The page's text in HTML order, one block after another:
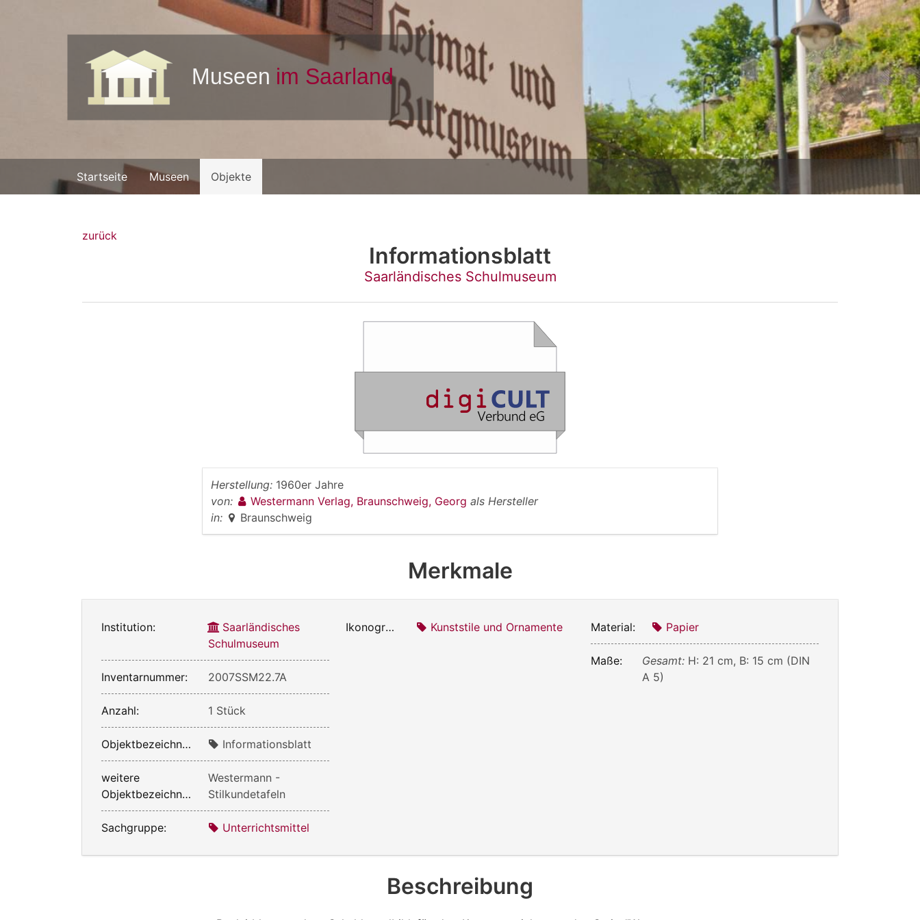
Startseite Museen Objekte
zurück
Informationsblatt
Saarländisches Schulmuseum
Herstellung: 1960er Jahre
von:
Westermann Verlag, Braunschweig, Georg als Hersteller
in:
Braunschweig
Merkmale
Institution:
Saarländisches
Schulmuseum
Inventarnummer: 2007SSM22.7A
Anzahl: 1 Stück
Objektbezeichnung: Informationsblatt
weitere
Objektbezeichnung:
Westermann -
Stilkundetafeln
Sachgruppe: Unterrichtsmittel
Ikonografie: Kunststile und Ornamente Material: Papier
Maße: Gesamt: H: 21 cm, B: 15 cm (DIN
A 5)
Beschreibung